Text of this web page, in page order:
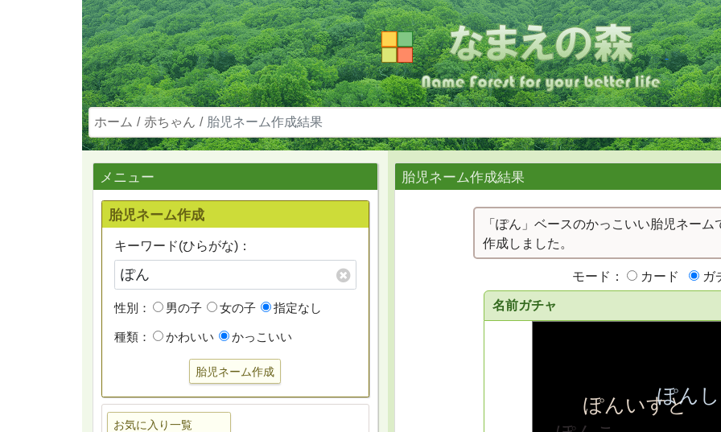
ホーム 赤ちゃん 胎児ネーム作成結果
メニュー
胎児ネーム作成
キーワード(ひらがな)：
性別： 男の子 女の子 指定なし
種類： かわいい かっこいい
胎児ネーム作成
お気に入り一覧
胎児ネーム作成結果
「ぽん」ベースのかっこいい胎児ネーム
作成しました。
モード： カード ガ
名前ガチャ